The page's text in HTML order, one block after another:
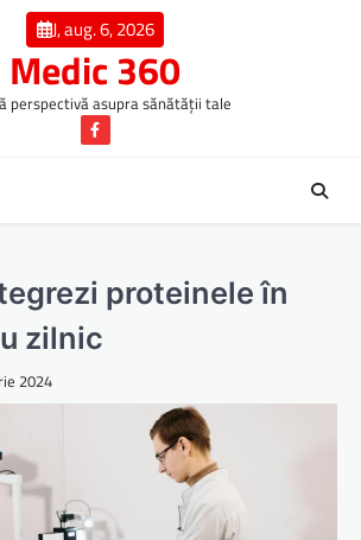
J, aug. 6, 2026
Medic 360
perspectivă asupra sănătății tale
Facebook
proteinele în
zilnic
2024